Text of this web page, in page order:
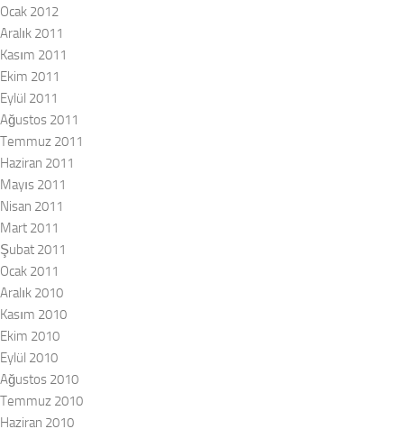
Ocak 2012
Aralık 2011
Kasım 2011
Ekim 2011
Eylül 2011
Ağustos 2011
Temmuz 2011
Haziran 2011
Mayıs 2011
Nisan 2011
Mart 2011
Şubat 2011
Ocak 2011
Aralık 2010
Kasım 2010
Ekim 2010
Eylül 2010
Ağustos 2010
Temmuz 2010
Haziran 2010